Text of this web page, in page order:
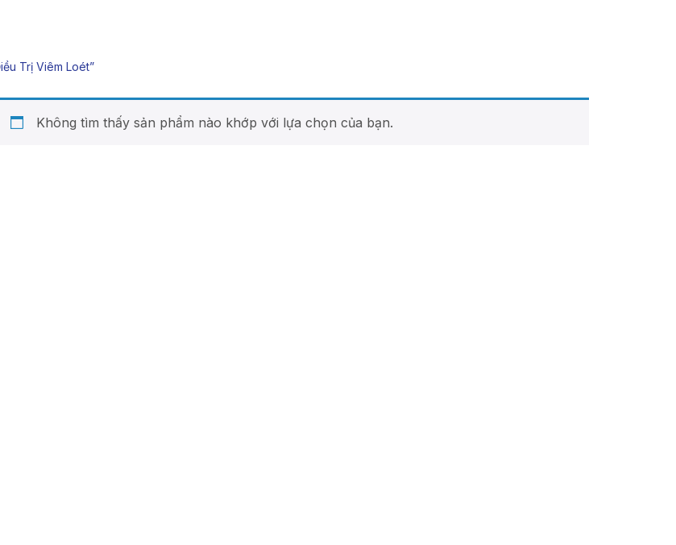
Trị Viêm Loét”
Không tìm thấy sản phẩm nào khớp với lựa chọn của bạn.